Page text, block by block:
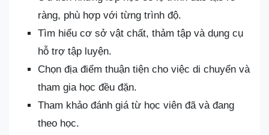
ràng, phù hợp với từng trình độ.
Tìm hiểu cơ sở vật chất, thảm tập và dụng cụ
hỗ trợ tập luyện.
Chọn địa điểm thuận tiện cho việc di chuyển và
tham gia học đều đặn.
Tham khảo đánh giá từ học viên đã và đang
theo học.